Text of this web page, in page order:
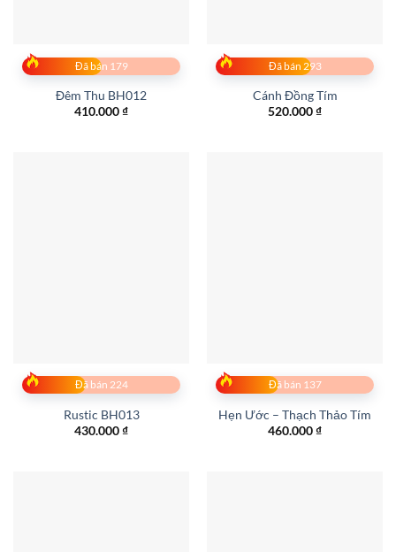
Đã bán 179
Đêm Thu BH012
410.000₫
Đã bán 293
Cánh Đồng Tím
520.000₫
Đã bán 224
Rustic BH013
430.000₫
Đã bán 137
Hẹn Ước – Thạch Thảo Tím
460.000₫